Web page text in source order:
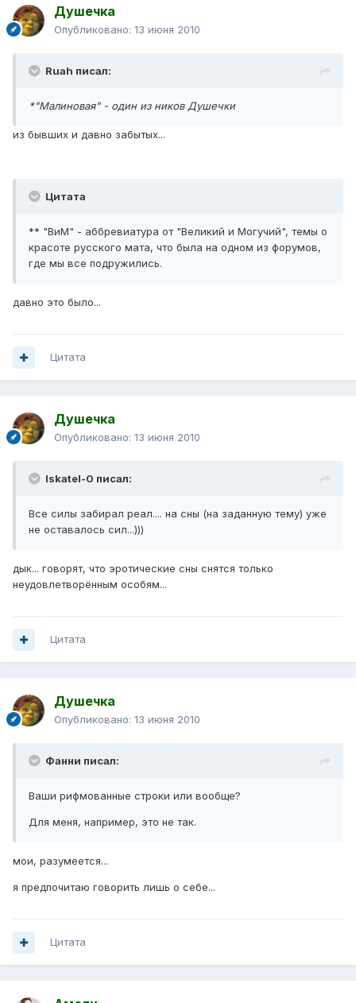
Душечка
Опубликовано: 13 июня 2010
Ruah писал:
*"Малиновая" - один из ников Душечки
из бывших и давно забытых...
Цитата
** "ВиМ" - аббревиатура от "Великий и Могучий", темы о
красоте русского мата, что была на одном из форумов,
где мы все подружились.
давно это было...
Цитата
Душечка
Опубликовано: 13 июня 2010
Iskatel-0 писал:
Все силы забирал реал.... на сны (на заданную тему) уже
не оставалось сил...)))
дык... говорят, что эротические сны снятся только
неудовлетворённым особям...
Цитата
Душечка
Опубликовано: 13 июня 2010
Фанни писал:
Ваши рифмованные строки или вообще?
Для меня, например, это не так.
мои, разумеется...
я предпочитаю говорить лишь о себе...
Цитата